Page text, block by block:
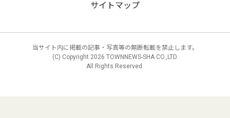
サイトマップ
当サイト内に掲載の記事・写真等の無断転載を禁止します。
(C) Copyright 2026 TOWNNEWS-SHA CO.,LTD.
All Rights Reserved.